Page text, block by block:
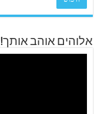
אלוהים אוהב אותך!